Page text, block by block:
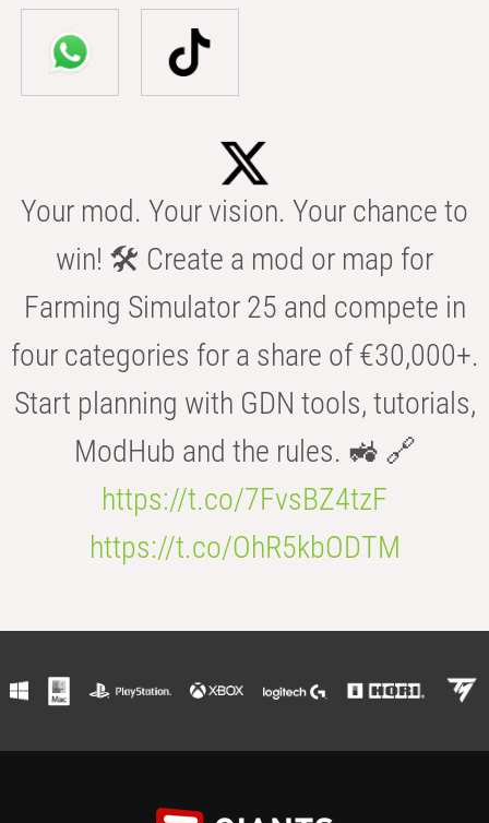
Your mod. Your vision. Your chance to
win! 🛠️ Create a mod or map for
Farming Simulator 25 and compete in
four categories for a share of €30,000+.
Start planning with GDN tools, tutorials,
ModHub and the rules. 🚜 🔗
https://t.co/7FvsBZ4tzF
https://t.co/OhR5kbODTM